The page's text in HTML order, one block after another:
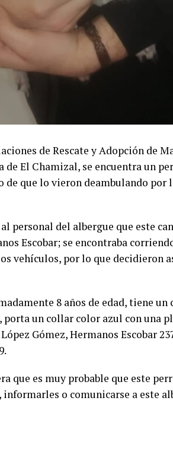
de Rescate y Adopción de
de El Chamizal, se encuentra un
de que lo vieron deambulando por
personal del albergue que este
Escobar; se encontraba
vehículos, por lo que decidieron
8 años de edad, tiene un
porta un collar color azul con una
Gómez, Hermanos Escobar
que es muy probable que este
o comunicarse a este